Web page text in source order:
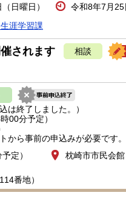
日曜日）
令和8年7月25
涯学習課
されます
相談
は終了しました。）
00分予定）
ら事前の申込みが必要です。
定）
番地）
枕崎市市民会